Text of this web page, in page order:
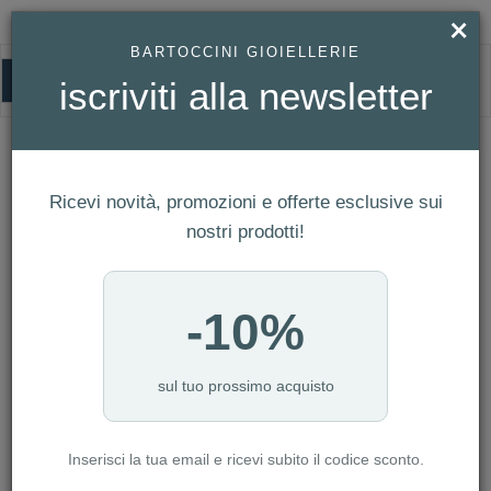
HOMEPAGE OROLOGIO FLIK FLAK PURPLE PRISM REF. FPNP167
Orologio Flik Flak PURPLE PRISM Ref.
FPNP167
×
BARTOCCINI GIOIELLERIE
iscriviti alla newsletter
Ricevi novità, promozioni e offerte esclusive sui
nostri prodotti!
-10%
sul tuo prossimo acquisto
Inserisci la tua email e ricevi subito il codice sconto.